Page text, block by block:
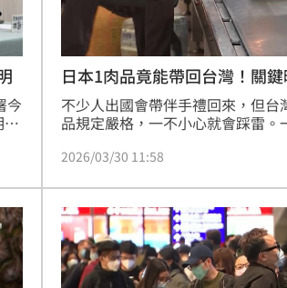
今
，
日本1肉品竟能帶回台灣！關
不少人出國會帶伴手禮回來，但台
品規定嚴格，一不小心就會踩雷。
忑，害怕被罰20萬元，因此入境前
文字。文章曝光掀起討論，網友驚
了！」
2026/03/30 11:58